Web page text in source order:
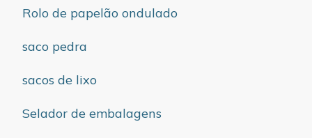
Rolo de papelão ondulado
saco pedra
sacos de lixo
Selador de embalagens